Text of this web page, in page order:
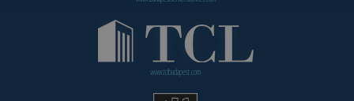
www.tclbudapest.com